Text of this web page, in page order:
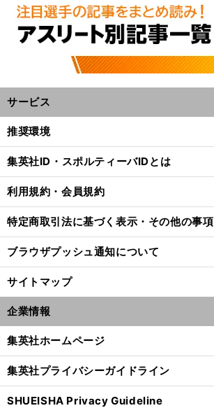
サービス
推奨環境
集英社ID・スポルティーバIDとは
利用規約・会員規約
特定商取引法に基づく表示・その他の事項
ブラウザプッシュ通知について
サイトマップ
企業情報
集英社ホームページ
集英社プライバシーガイドライン
SHUEISHA Privacy Guideline